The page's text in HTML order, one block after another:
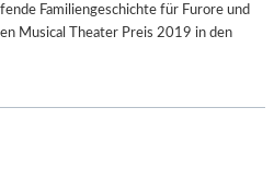
Familiengeschichte für Furore und
Musical Theater Preis 2019 in den